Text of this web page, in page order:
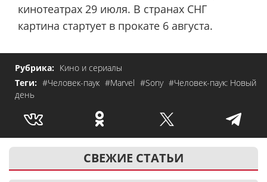
кинотеатрах 29 июля. В странах СНГ
картина стартует в прокате 6 августа.
Рубрика: Кино и сериалы
Теги: #Человек-паук #Marvel #Sony #Человек-паук: Новый
день
СВЕЖИЕ СТАТЬИ